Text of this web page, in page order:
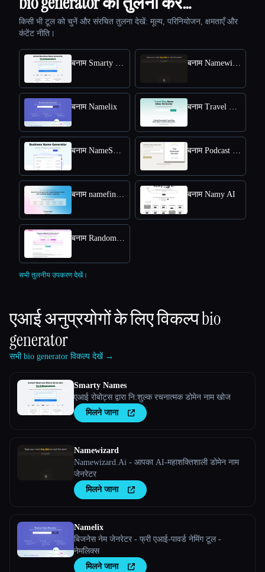
किसी भी टूल को चुनें और संरचित तुलना देखें: मूल्य, परिनियोजन, क्षमताएँ और
कंटेंट नीति।
बनाम Smarty Names बनाम Namewizard
बनाम Namelix बनाम Travel Blog Name Ideas Generator
बनाम NameSnack बनाम Podcast Name Generator by Podcast Rocket
बनाम namefinder AI बनाम Namy AI
बनाम RandomX AI
सभी तुलनीय उपकरण देखें।
एआई अनुप्रयोगों के लिए विकल्पbio
generator
सभी bio generator विकल्प देखें →
Smarty Names
एआई रोबोट्स द्वारा नि:शुल्क रचनात्मक डोमेन नाम खोज
मिलने जाना
Namewizard
Namewizard.Ai - आपका AI-महाशक्तिशाली डोमेन नाम
जेनरेटर
मिलने जाना
Namelix
बिजनेस नेम जेनरेटर - फ्री एआई-पावर्ड नेमिंग टूल -
नेमलिक्स
मिलने जाना